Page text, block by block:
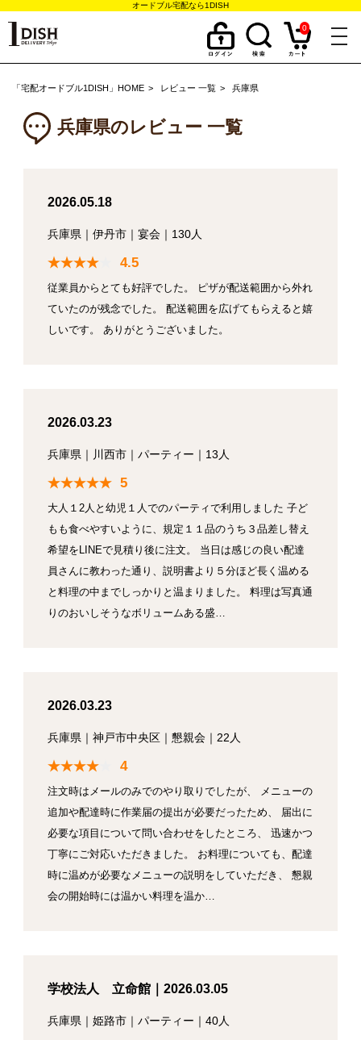
オードブル宅配なら1DISH
0
「宅配オードブル1DISH」HOME レビュー 一覧 兵庫県
兵庫県のレビュー 一覧
2026.05.18
兵庫県 ｜ 伊丹市｜ 宴会｜ 130人
4.5
従業員からとても好評でした。 ピザが配送範囲から外れ
ていたのが残念でした。 配送範囲を広げてもらえると嬉
しいです。 ありがとうございました。
2026.03.23
兵庫県 ｜ 川西市｜ パーティー ｜ 13人
5
大人１2人と幼児１人でのパーティで利用しました 子ど
もも食べやすいように、規定１１品のうち３品差し替え
希望をLINEで見積り後に注文。 当日は感じの良い配達
員さんに教わった通り、説明書より５分ほど長く温める
と料理の中までしっかりと温まりました。 料理は写真通
りのおいしそうなボリュームある盛…
2026.03.23
兵庫県 ｜ 神戸市中央区｜ 懇親会｜ 22人
4
注文時はメールのみでのやり取りでしたが、 メニューの
追加や配達時に作業届の提出が必要だったため、 届出に
必要な項目について問い合わせをしたところ、 迅速かつ
丁寧にご対応いただきました。 お料理についても、配達
時に温めが必要なメニューの説明をしていただき、 懇親
会の開始時には温かい料理を温か…
学校法人 立命館｜2026.03.05
兵庫県 ｜ 姫路市｜ パーティー ｜ 40人